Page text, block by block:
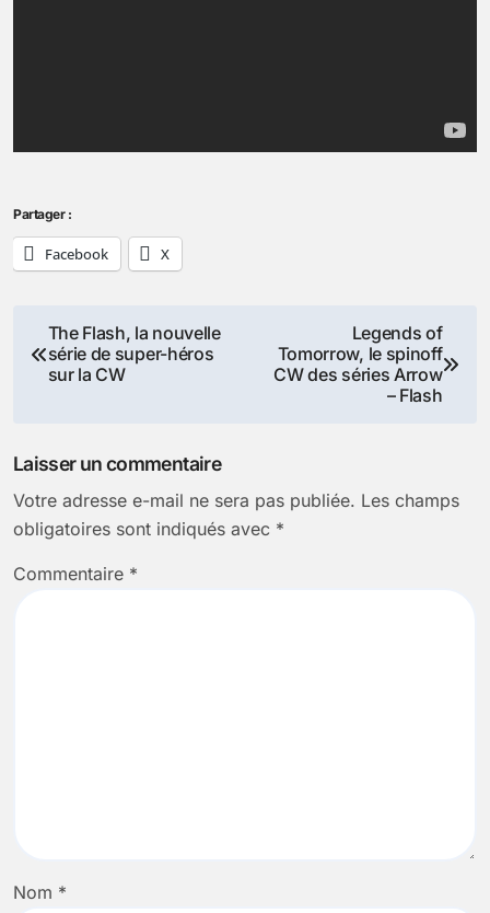
Partager :
Facebook X
Navigation
de
The Flash, la nouvelle
série de super-héros
sur la CW
Legends of
Tomorrow, le spinoff
CW des séries Arrow
– Flash
Laisser un commentaire
Votre adresse e-mail ne sera pas publiée. Les champs
obligatoires sont indiqués avec *
Commentaire *
Nom *